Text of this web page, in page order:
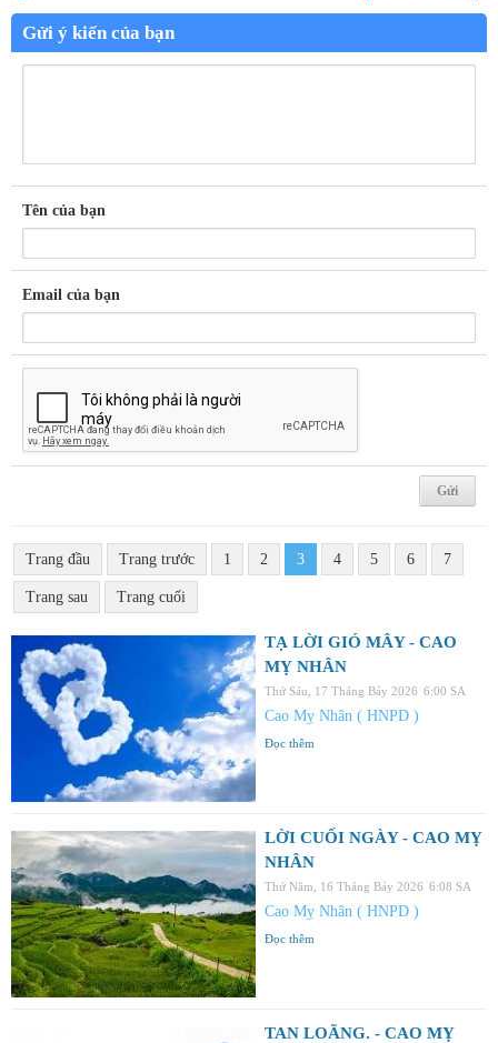
Gửi ý kiến của bạn
Tên của bạn
Email của bạn
Trang đầu Trang trước 1 2 3 4 5 6 7
Trang sau Trang cuối
TẠ LỜI GIÓ MÂY - CAO
MỴ NHÂN
Thứ Sáu, 17 Tháng Bảy 2026 6:00 SA
Cao Mỵ Nhân ( HNPD )
Đọc thêm
LỜI CUỐI NGÀY - CAO MỴ
NHÂN
Thứ Năm, 16 Tháng Bảy 2026 6:08 SA
Cao Mỵ Nhân ( HNPD )
Đọc thêm
TAN LOÃNG. - CAO MỴ